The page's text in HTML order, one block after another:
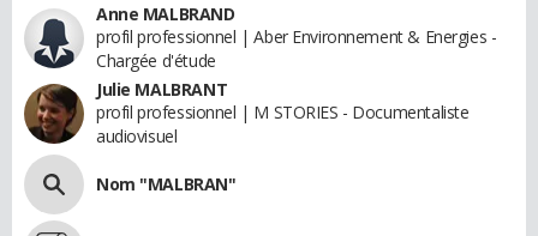
Anne MALBRAND
profil professionnel | Aber Environnement & Energies -
Chargée d'étude
Julie MALBRANT
profil professionnel | M STORIES - Documentaliste
audiovisuel
Nom "MALBRAN"